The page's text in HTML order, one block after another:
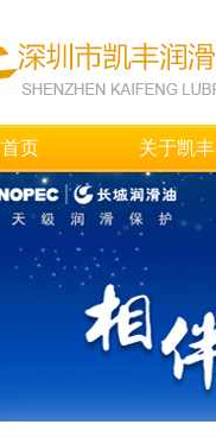
首页 关于凯丰